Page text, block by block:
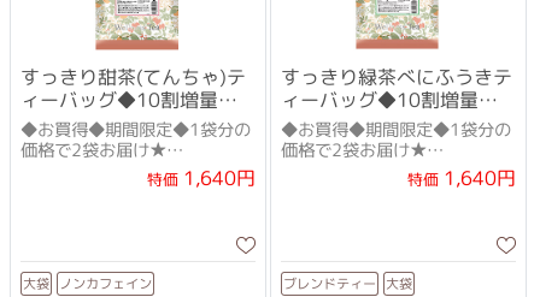
すっきり甜茶(てんちゃ)テ
ィーバッグ◆10割増量セ
ット
◆お買得◆期間限定◆1袋分の
価格で2袋お届け★
甜茶とシソ等の飲みやすいブ
特価1,640円
大袋 ノンカフェイン
すっきり緑茶べにふうきテ
ィーバッグ◆10割増量セ
ット
◆お買得◆期間限定◆1袋分の
価格で2袋お届け★
ペパーミント配合のさわやか
特価1,640円
ブレンドティー 大袋